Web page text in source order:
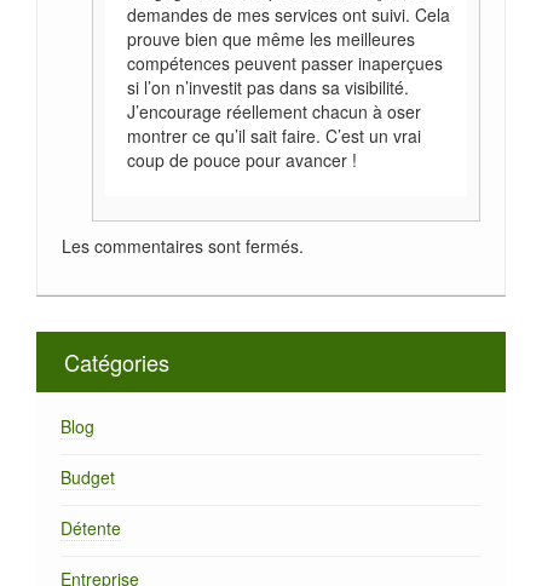
demandes de mes services ont suivi. Cela
prouve bien que même les meilleures
compétences peuvent passer inaperçues
si l’on n’investit pas dans sa visibilité.
J’encourage réellement chacun à oser
montrer ce qu’il sait faire. C’est un vrai
coup de pouce pour avancer !
Les commentaires sont fermés.
Catégories
Blog
Budget
Détente
Entreprise